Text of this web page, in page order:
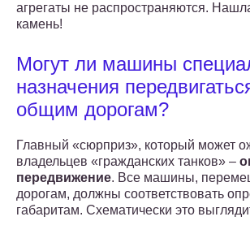
агрегаты не распространяются.
камень!
Могут ли машины
назначения
общим дорогам?
Главный «сюрприз», который может
владельцев «гражданских танков» –
передвижение. Все машины,
дорогам, должны соответствовать
габаритам. Схематически это